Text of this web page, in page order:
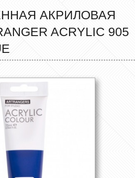
АКРИЛОВАЯ
ACRYLIC 905